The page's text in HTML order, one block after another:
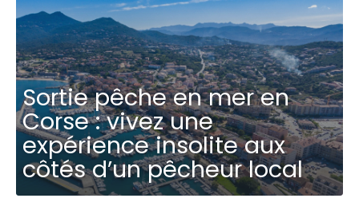
Sortie pêche en mer en
Corse : vivez une
expérience insolite aux
côtés d’un pêcheur local